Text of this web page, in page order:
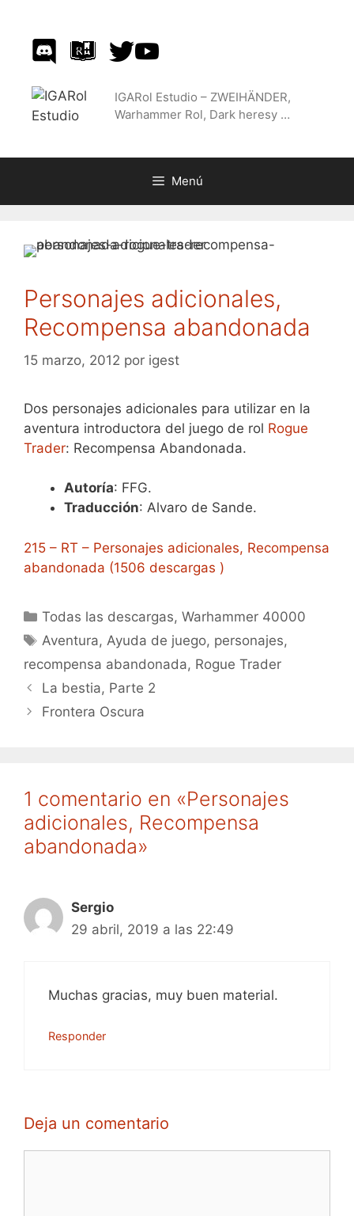
contenido
IGARol Estudio – ZWEIHÄNDER,
Warhammer Rol, Dark heresy …
Menú
Personajes adicionales,
Recompensa abandonada
15 marzo, 2012 por igest
Dos personajes adicionales para utilizar en la
aventura introductora del juego de rol Rogue
Trader: Recompensa Abandonada.
Autoría: FFG.
Traducción: Alvaro de Sande.
215 – RT – Personajes adicionales, Recompensa
abandonada (1506 descargas )
Categorías
Todas las descargas,Warhammer 40000
Etiquetas
Aventura, Ayuda de juego, personajes,
recompensa abandonada, Rogue Trader
La bestia, Parte 2
Frontera Oscura
1 comentario en «Personajes
adicionales, Recompensa
abandonada»
Sergio
29 abril, 2019 a las 22:49
Muchas gracias, muy buen material.
Responder
Deja un comentario